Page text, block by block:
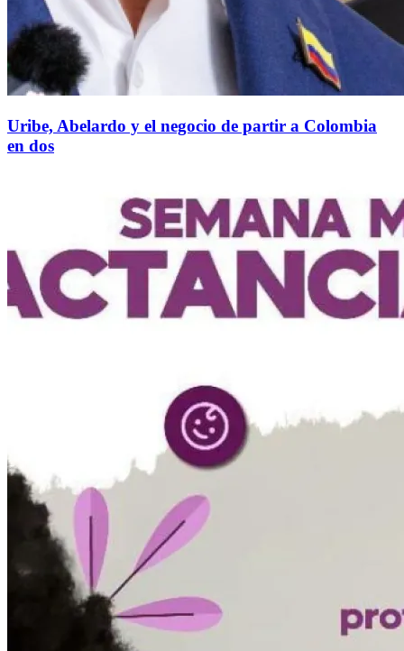
Uribe, Abelardo y el negocio de partir a Colombia
en dos